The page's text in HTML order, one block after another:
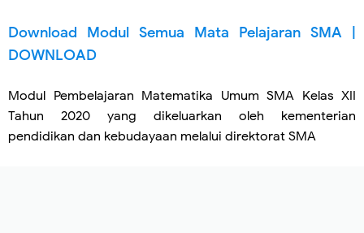
Download Modul Semua Mata Pelajaran SMA |
DOWNLOAD
Modul Pembelajaran Matematika Umum SMA Kelas XII
Tahun 2020 yang dikeluarkan oleh kementerian
pendidikan dan kebudayaan melalui direktorat SMA